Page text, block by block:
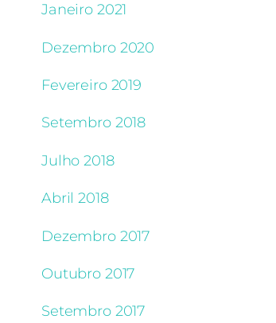
Janeiro 2021
Dezembro 2020
Fevereiro 2019
Setembro 2018
Julho 2018
Abril 2018
Dezembro 2017
Outubro 2017
Setembro 2017